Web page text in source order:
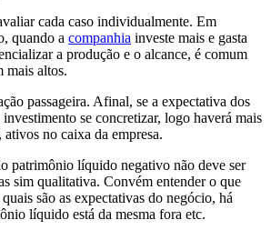
cada caso individualmente. Em
quando a companhia investe mais e gasta
a produção e o alcance, é comum
mais altos.
passageira. Afinal, se a expectativa dos
investimento se concretizar, logo haverá mais
no caixa da empresa.
patrimônio líquido negativo não deve ser
sim qualitativa. Convém entender o que
são as expectativas do negócio, há
líquido está da mesma fora etc.